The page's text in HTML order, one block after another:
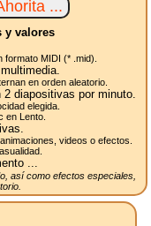
y valores
MIDI (* .mid).
en orden aleatorio.
2diapositivas por minuto.
elegida.
en Lento.
videos o efectos.
...
así como efectos especiales,